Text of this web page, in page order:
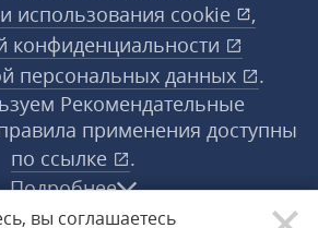
вы соглашаетесь
использования cookie
,
конфиденциальности
персональных данных
.
Рекомендательные
применения доступны
по ссылке
.
Подробнее